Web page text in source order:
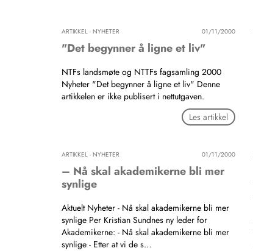
ARTIKKEL - NYHETER 01/11/2000
"Det begynner å ligne et liv"
NTFs landsmøte og NTTFs fagsamling 2000
Nyheter "Det begynner å ligne et liv" Denne
artikkelen er ikke publisert i nettutgaven.
Les artikkel
ARTIKKEL - NYHETER 01/11/2000
– Nå skal akademikerne bli mer
synlige
Aktuelt Nyheter - Nå skal akademikerne bli mer
synlige Per Kristian Sundnes ny leder for
Akademikerne: - Nå skal akademikerne bli mer
synlige - Etter at vi de s…